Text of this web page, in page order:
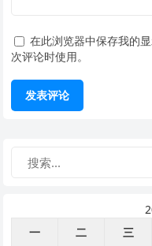
在此浏览器中保存我的
次评论时使用。
一
二 三